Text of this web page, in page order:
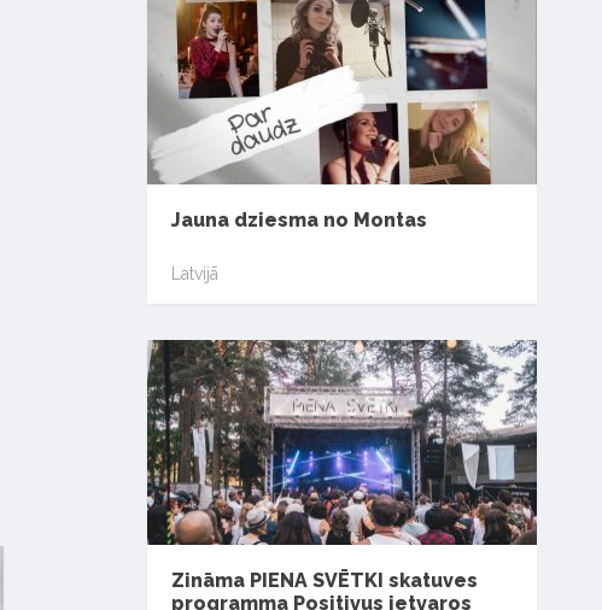
Jauna dziesma no Montas
Latvijā
Zināma PIENA SVĒTKI skatuves
programma Positivus ietvaros